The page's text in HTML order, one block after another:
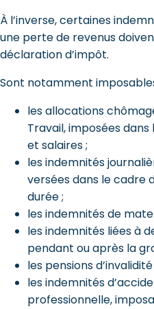
À l’inverse, certaines
une perte de revenus
déclaration d’impôt.
Sont notamment
les allocations
Travail, imposées
et salaires ;
les indemnités
versées dans le cadre
durée ;
les indemnités de
les indemnités liées à
pendant ou après la
les pensions
les indemnités
professionnelle,